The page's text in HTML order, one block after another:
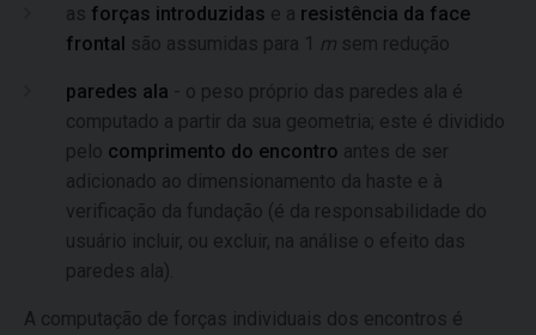
as forças introduzidas e a resistência da face
frontal são assumidas para 1 m sem redução
paredes ala - o peso próprio das paredes ala é
computado a partir da sua geometria; este é dividido
pelo comprimento do encontro antes de ser
adicionado ao dimensionamento da haste e à
verificação da fundação (é da responsabilidade do
usuário incluir, ou excluir, na análise o efeito das
paredes ala).
A computação de forças individuais dos encontros é